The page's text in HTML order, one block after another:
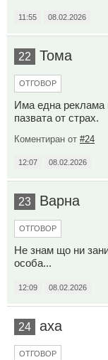
11:55 08.02.2026
22 Тома
ОТГОВОР
Има една реклама
пазвата от страх.
Коментиран от #24
12:07 08.02.2026
23 Варна
ОТГОВОР
Не знам що ни
особа...
12:09 08.02.2026
24 аха
ОТГОВОР